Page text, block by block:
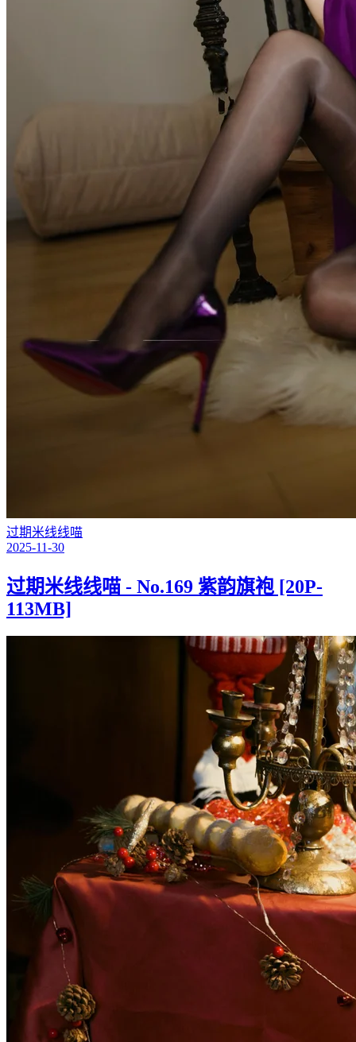
过期米线线喵
2025-11-30
过期米线线喵 - No.169 紫韵旗袍 [20P-
113MB]